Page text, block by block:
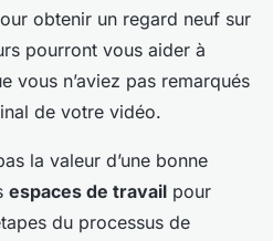
obtenir un regard neuf sur
pourront vous aider à
vous n’aviez pas remarqués
de votre vidéo.
la valeur d’une bonne
espaces de travail pour
du processus de